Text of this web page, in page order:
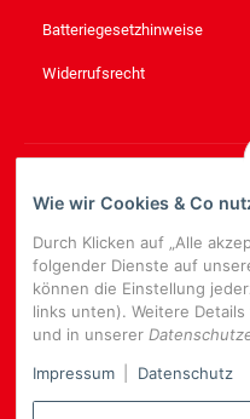
Batteriegesetzhinweise
Widerrufsrecht
NEWSLETTER ABONNIEREN
Bitte senden Sie mir
regelmäßig und jederzeit
Produktsortiment per E-Mail zu.
E-
Mail-
Adresse
Wie wir Cookies & Co
Durch Klicken auf „Alle
folgender Dienste auf
können die Einstellung
links unten). Weitere
und in unserer
Impressum
Datenschutz